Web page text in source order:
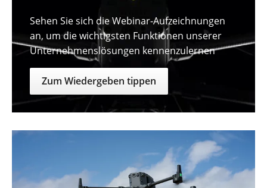
Sehen Sie sich die Webinar-Aufzeichnungen
an, um die wichtigsten Funktionen unserer
Unternehmenslösungen kennenzulernen
Zum Wiedergeben tippen